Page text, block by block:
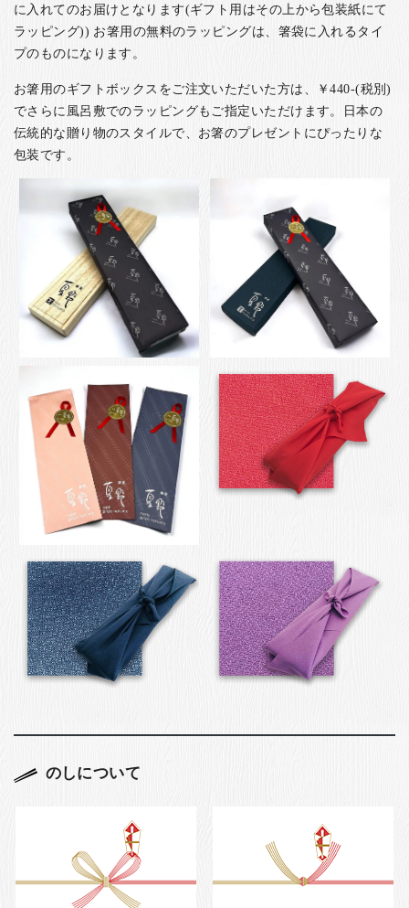
に入れてのお届けとなります(ギフト用はその上から包装紙にて
ラッピング)) お箸用の無料のラッピングは、箸袋に入れるタイ
プのものになります。
お箸用のギフトボックスをご注文いただいた方は、￥440-(税別)
でさらに風呂敷でのラッピングもご指定いただけます。日本の
伝統的な贈り物のスタイルで、お箸のプレゼントにぴったりな
包装です。
のしについて